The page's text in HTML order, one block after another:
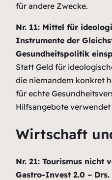
für andere Zwecke.
Nr. 11: Mittel für
Instrumente der
Gesundheitspolitik
Statt Geld für
die niemandem konkret
für echte
Hilfsangebote verwendet
Wirtschaft
Nr. 21: Tourismus nicht
Gastro-Invest 2.0 –